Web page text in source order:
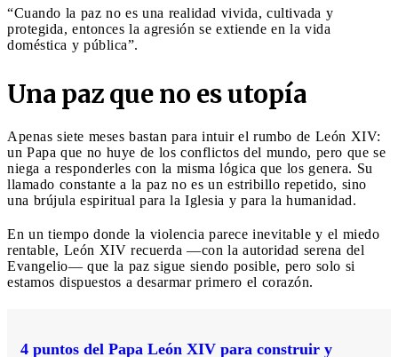
“Cuando la paz no es una realidad vivida, cultivada y
protegida, entonces la agresión se extiende en la vida
doméstica y pública”.
Una paz que no es utopía
Apenas siete meses bastan para intuir el rumbo de León XIV:
un Papa que no huye de los conflictos del mundo, pero que se
niega a responderles con la misma lógica que los genera. Su
llamado constante a la paz no es un estribillo repetido, sino
una brújula espiritual para la Iglesia y para la humanidad.
En un tiempo donde la violencia parece inevitable y el miedo
rentable, León XIV recuerda —con la autoridad serena del
Evangelio— que la paz sigue siendo posible, pero solo si
estamos dispuestos a desarmar primero el corazón.
4 puntos del Papa León XIV para construir y